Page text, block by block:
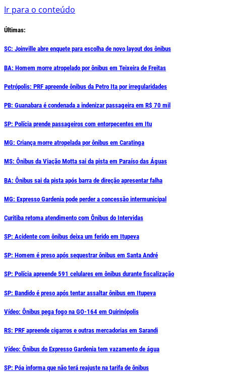
Ir para o conteúdo
Últimas:
SC: Joinville abre enquete para escolha de novo layout dos ônibus
BA: Homem morre atropelado por ônibus em Teixeira de Freitas
Petrópolis: PRF apreende ônibus da Petro Ita por irregularidades
PB: Guanabara é condenada a indenizar passageira em R$ 70 mil
SP: Polícia prende passageiros com entorpecentes em Itu
MG: Criança morre atropelada por ônibus em Caratinga
MS: Ônibus da Viação Motta sai da pista em Paraíso das Águas
BA: Ônibus sai da pista após barra de direção apresentar falha
MG: Expresso Gardenia pode perder a concessão intermunicipal
Curitiba retoma atendimento com Ônibus do Intervidas
SP: Acidente com ônibus deixa um ferido em Itupeva
SP: Homem é preso após sequestrar ônibus em Santa André
SP: Polícia apreende 591 celulares em ônibus durante fiscalização
SP: Bandido é preso após tentar assaltar ônibus em Itupeva
Vídeo: Ônibus pega fogo na GO-164 em Quirinópolis
RS: PRF apreende cigarros e outras mercadorias em Sarandi
Vídeo: Ônibus do Expresso Gardenia tem vazamento de água
SP: Póa informa que não terá reajuste na tarifa de ônibus